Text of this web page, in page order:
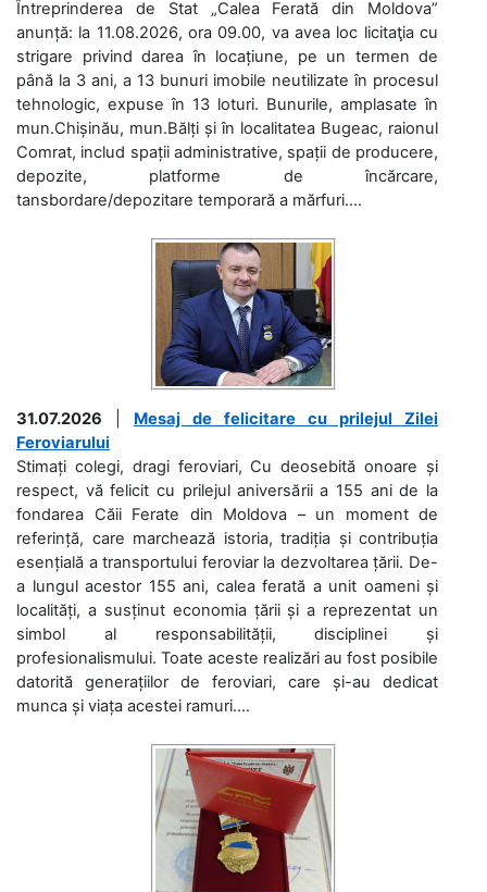
Întreprinderea de Stat „Calea Ferată din Moldova”
anunță: la 11.08.2026, ora 09.00, va avea loc licitaţia cu
strigare privind darea în locațiune, pe un termen de
până la 3 ani, a 13 bunuri imobile neutilizate în procesul
tehnologic, expuse în 13 loturi. Bunurile, amplasate în
mun.Chișinău, mun.Bălți și în localitatea Bugeac, raionul
Comrat, includ spații administrative, spații de producere,
depozite, platforme de încărcare,
tansbordare/depozitare temporară a mărfuri....
31.07.2026
Mesaj de felicitare cu prilejul Zilei
Feroviarului
Stimați colegi, dragi feroviari, Cu deosebită onoare și
respect, vă felicit cu prilejul aniversării a 155 ani de la
fondarea Căii Ferate din Moldova – un moment de
referință, care marchează istoria, tradiția și contribuția
esențială a transportului feroviar la dezvoltarea țării. De-
a lungul acestor 155 ani, calea ferată a unit oameni și
localități, a susținut economia țării și a reprezentat un
simbol al responsabilității, disciplinei și
profesionalismului. Toate aceste realizări au fost posibile
datorită generațiilor de feroviari, care și-au dedicat
munca și viața acestei ramuri....